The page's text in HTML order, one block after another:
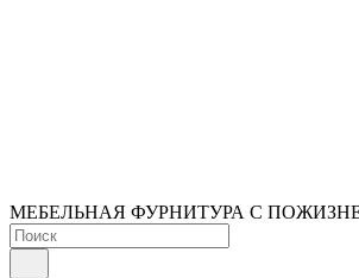
МЕБЕЛЬНАЯ ФУРНИТУРА С